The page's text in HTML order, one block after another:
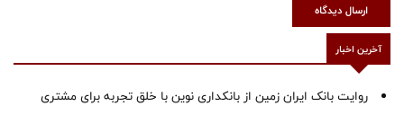
ارسال دیدگاه
آخرین اخبار
روایت بانک ایران زمین از بانکداری نوین با خلق تجربه برای مشتری